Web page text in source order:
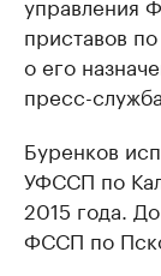
приставов
о его
пресс-
Буренков
УФССП по
2015 года.
ФССП по